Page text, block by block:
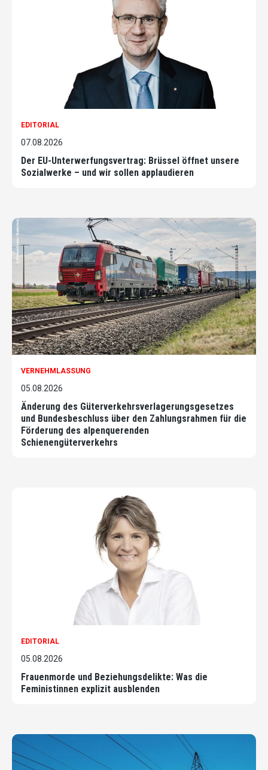
EDITORIAL
07.08.2026
Der EU-Unterwerfungsvertrag: Brüssel öffnet unsere
Sozialwerke – und wir sollen applaudieren
VERNEHMLASSUNG
05.08.2026
Änderung des Güterverkehrsverlagerungsgesetzes
und Bundesbeschluss über den Zahlungsrahmen für die
Förderung des alpenquerenden
Schienengüterverkehrs
EDITORIAL
05.08.2026
Frauenmorde und Beziehungsdelikte: Was die
Feministinnen explizit ausblenden